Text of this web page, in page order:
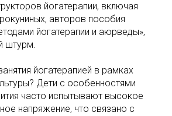
йогатерапии, включая
авторов пособия
йогатерапии и аюрведы»,
штурм.
йогатерапией в рамках
Дети с особенностями
часто испытывают высокое
напряжение, что связано с